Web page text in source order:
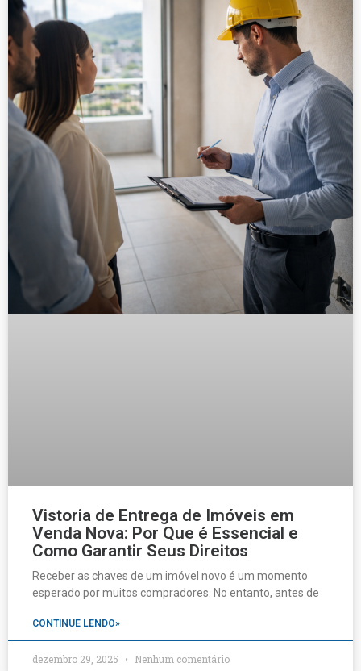
Vistoria de Entrega de Imóveis em
Venda Nova: Por Que é Essencial e
Como Garantir Seus Direitos
Receber as chaves de um imóvel novo é um momento
esperado por muitos compradores. No entanto, antes de
CONTINUE LENDO»
dezembro 29, 2025 Nenhum comentário